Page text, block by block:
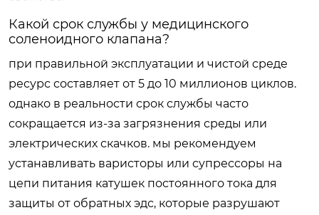
Какой срок службы у медицинского
соленоидного клапана?
при правильной эксплуатации и чистой среде
ресурс составляет от 5 до 10 миллионов циклов.
однако в реальности срок службы часто
сокращается из-за загрязнения среды или
электрических скачков. мы рекомендуем
устанавливать варисторы или супрессоры на
цепи питания катушек постоянного тока для
защиты от обратных эдс, которые разрушают